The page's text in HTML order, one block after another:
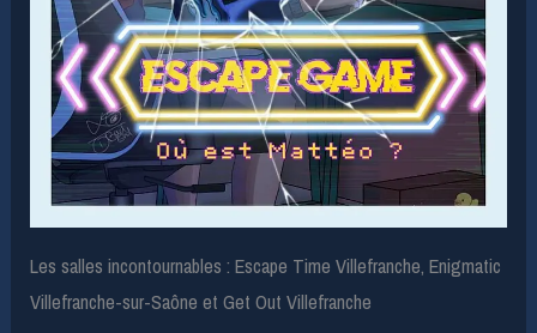
Les salles incontournables : Escape Time Villefranche, Enigmatic
Villefranche-sur-Saône et Get Out Villefranche